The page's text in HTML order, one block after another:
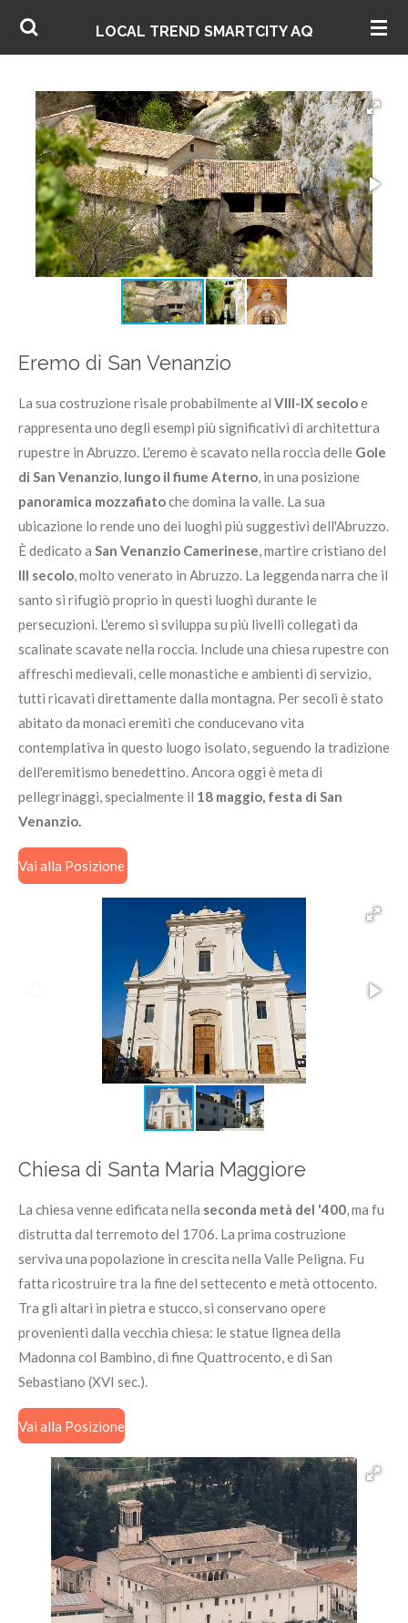
Vai
principale
LOCAL TREND SMARTCITYAQ
Eremo di San Venanzio
La sua costruzione risale probabilmente al VIII-IX secoloe
rappresenta uno degli esempi più significativi di architettura
rupestre in Abruzzo. L'eremo è scavato nella roccia delle Gole
di San Venanzio, lungo il fiume Aterno, in una posizione
panoramica mozzafiatoche domina la valle. La sua
ubicazione lo rende uno dei luoghi più suggestivi dell'Abruzzo.
È dedicato a San Venanzio Camerinese, martire cristiano del
III secolo, molto venerato in Abruzzo. La leggenda narra che il
santo si rifugiò proprio in questi luoghi durante le
persecuzioni. L'eremo si sviluppa su più livelli collegati da
scalinate scavate nella roccia. Include una chiesa rupestre con
affreschi medievali, celle monastiche e ambienti di servizio,
tutti ricavati direttamente dalla montagna. Per secoli è stato
abitato da monaci eremiti che conducevano vita
contemplativa in questo luogo isolato, seguendo la tradizione
dell'eremitismo benedettino. Ancora oggi è meta di
pellegrinaggi, specialmente il 18 maggio, festa di San
Venanzio.
Vai alla Posizione
Chiesa di Santa Maria Maggiore
La chiesa venne edificata nella seconda metà del '400, ma fu
distrutta dal terremoto del 1706. La prima costruzione
serviva una popolazione in crescita nella Valle Peligna. Fu
fatta ricostruire tra la fine del settecento e metà ottocento.
Tra gli altari in pietra e stucco, si conservano opere
provenienti dalla vecchia chiesa: le statue lignea della
Madonna col Bambino, di fine Quattrocento, e di San
Sebastiano (XVI sec.).
Vai alla Posizione